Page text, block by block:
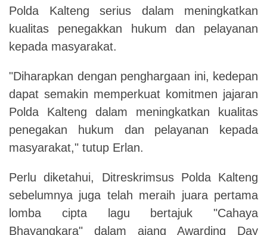
Polda Kalteng serius dalam meningkatkan
kualitas penegakkan hukum dan pelayanan
kepada masyarakat.
"Diharapkan dengan penghargaan ini, kedepan
dapat semakin memperkuat komitmen jajaran
Polda Kalteng dalam meningkatkan kualitas
penegakan hukum dan pelayanan kepada
masyarakat," tutup Erlan.
Perlu diketahui, Ditreskrimsus Polda Kalteng
sebelumnya juga telah meraih juara pertama
lomba cipta lagu bertajuk "Cahaya
Bhayangkara" dalam ajang Awarding Day